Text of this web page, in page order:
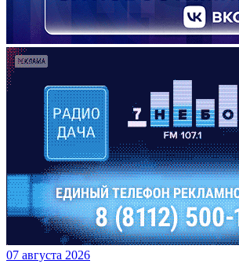
07 августа 2026